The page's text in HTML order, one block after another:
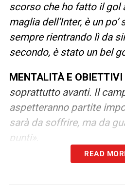
scorso che ho fatto il gol
maglia dell’Inter, è un
sempre rientrando lì da
secondo, è stato un bel
MENTALITÀ E
soprattutto avanti. Il
aspetteranno partite
sarà da soffrire, ma da
punti».
Ultimissime Lazio LIVE:
READ